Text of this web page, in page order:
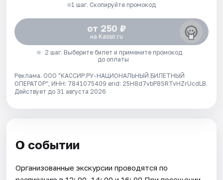
1 шаг. Скопируйте промокод
от 250 ₽
на Kassir.ru
2 шаг. Выберите билет и примените промокод
до оплаты
Реклама. ООО "КАССИР.РУ-НАЦИОНАЛЬНЫЙ БИЛЕТНЫЙ
ОПЕРАТОР", ИНН: 7841075409 erid: 25H8d7vbP8SRTvHZrUcdLB.
Действует до 31 августа 2026
О событии
Организованные экскурсии проводятся по